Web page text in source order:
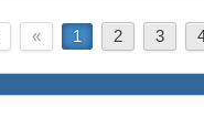
« 1 2 3